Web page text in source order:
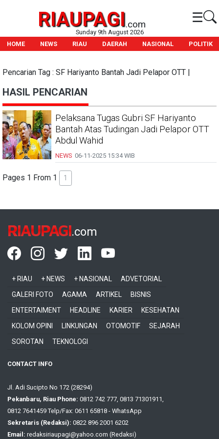
RIAUPAGI.com ☰
Sunday 9th August 2026
HOME
NEWS RIAU DAERAH NASIONAL POLITIK
Pencarian Tag : SF Hariyanto Bantah Jadi Pelapor OTT |
HASIL PENCARIAN
Pelaksana Tugas Gubri SF Hariyanto
Bantah Atas Tudingan Jadi Pelapor OTT
Abdul Wahid
NEWS 06-11-2025 15:34 WIB
Pages 1 From 1 1
RIAUPAGI.com
+ RIAU + NEWS + NASIONAL
ADVETORIAL
GALERI FOTO
AGAMA ARTIKEL
BISNIS
ENTERTAIMENT
HEADLINE KARIER
KESEHATAN
KOLOM OPINI
LINKUNGAN OTOMOTIF
SEJARAH
SOROTAN
TEKNOLOGI
CONTACT INFO
Jl. Adi Sucipto No 172 (28294)
Pekanbaru, Riau Phone: 0812 742 777, 0813 71301911,
0812 7641459 Telp/Fax: 0611 65818 - WhatsApp
Sekretaris (Redaksi): 0822 896 2001 6202
Email: redaksiriaupagi@yahoo.com (Redaksi)